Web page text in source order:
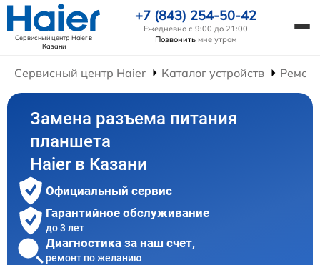
Сервисный центр Haierв
Казани
+7 (843) 254-50-42
Ежедневно с 9:00 до 21:00
Позвонить мне утром
Сервисный центр Haier Каталог устройств
Замена разъема питания
планшета
Haier в Казани
Официальный сервис
Гарантийное обслуживание
до 3 лет
Диагностика за наш счет,
ремонт по желанию